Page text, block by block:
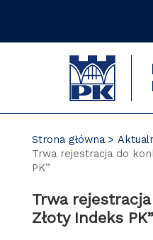
Strona główna
Trwa rejestracja do
PK”
Trwa
Złoty Indeks PK”